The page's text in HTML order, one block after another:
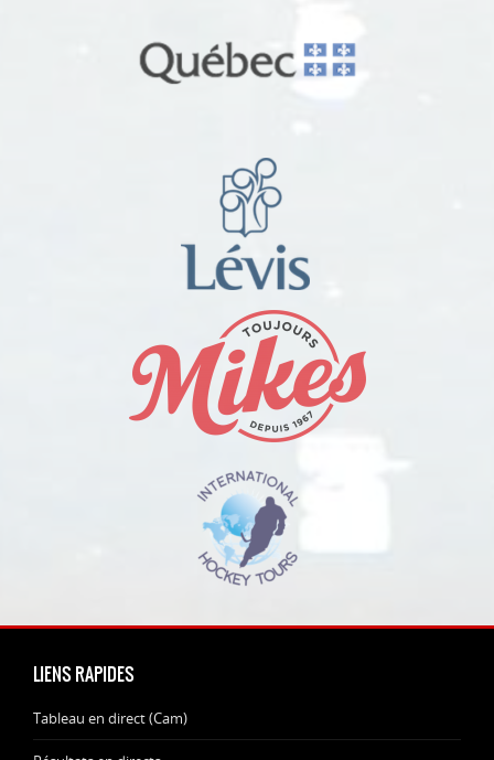
LIENS RAPIDES
Tableau en direct (Cam)